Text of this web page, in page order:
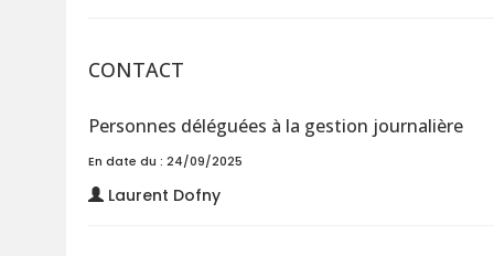
CONTACT
Personnes déléguées à la gestion journalière
En date du : 24/09/2025
Laurent Dofny